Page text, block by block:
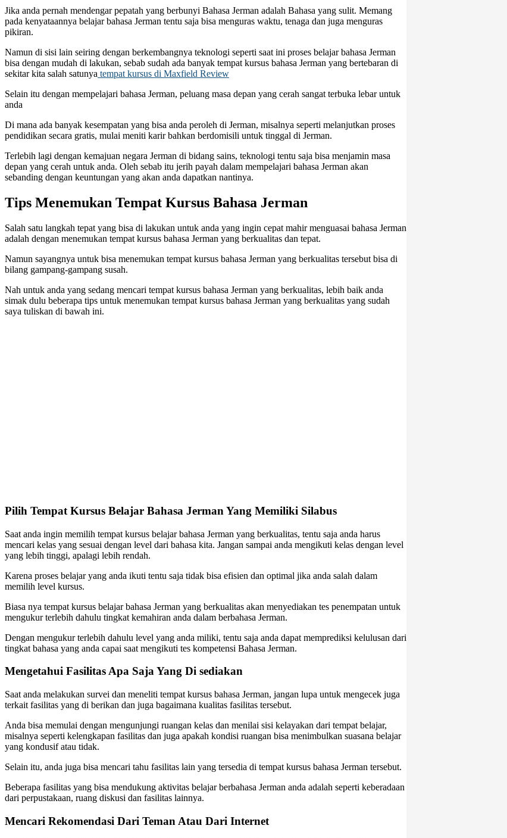
Jika anda pernah mendengar pepatah yang berbunyi Bahasa Jerman adalah Bahasa yang sulit. Memang
pada kenyataannya belajar bahasa Jerman tentu saja bisa menguras waktu, tenaga dan juga menguras
pikiran.
Namun di sisi lain seiring dengan berkembangnya teknologi seperti saat ini proses belajar bahasa Jerman
bisa dengan mudah di lakukan, sebab sudah ada banyak tempat kursus bahasa Jerman yang bertebaran di
sekitar kita salah satunya tempat kursus di Maxfield Review
Selain itu dengan mempelajari bahasa Jerman, peluang masa depan yang cerah sangat terbuka lebar untuk
anda
Di mana ada banyak kesempatan yang bisa anda peroleh di Jerman, misalnya seperti melanjutkan proses
pendidikan secara gratis, mulai meniti karir bahkan berdomisili untuk tinggal di Jerman.
Terlebih lagi dengan kemajuan negara Jerman di bidang sains, teknologi tentu saja bisa menjamin masa
depan yang cerah untuk anda. Oleh sebab itu jerih payah dalam mempelajari bahasa Jerman akan
sebanding dengan keuntungan yang akan anda dapatkan nantinya.
Tips Menemukan Tempat Kursus Bahasa Jerman
Salah satu langkah tepat yang bisa di lakukan untuk anda yang ingin cepat mahir menguasai bahasa Jerman
adalah dengan menemukan tempat kursus bahasa Jerman yang berkualitas dan tepat.
Namun sayangnya untuk bisa menemukan tempat kursus bahasa Jerman yang berkualitas tersebut bisa di
bilang gampang-gampang susah.
Nah untuk anda yang sedang mencari tempat kursus bahasa Jerman yang berkualitas, lebih baik anda
simak dulu beberapa tips untuk menemukan tempat kursus bahasa Jerman yang berkualitas yang sudah
saya tuliskan di bawah ini.
Pilih Tempat Kursus Belajar Bahasa Jerman Yang Memiliki Silabus
Saat anda ingin memilih tempat kursus belajar bahasa Jerman yang berkualitas, tentu saja anda harus
mencari kelas yang sesuai dengan level dari bahasa kita. Jangan sampai anda mengikuti kelas dengan level
yang lebih tinggi, apalagi lebih rendah.
Karena proses belajar yang anda ikuti tentu saja tidak bisa efisien dan optimal jika anda salah dalam
memilih level kursus.
Biasa nya tempat kursus belajar bahasa Jerman yang berkualitas akan menyediakan tes penempatan untuk
mengukur terlebih dahulu tingkat kemahiran anda dalam berbahasa Jerman.
Dengan mengukur terlebih dahulu level yang anda miliki, tentu saja anda dapat memprediksi kelulusan dari
tingkat bahasa yang anda capai saat mengikuti tes kompetensi Bahasa Jerman.
Mengetahui Fasilitas Apa Saja Yang Di sediakan
Saat anda melakukan survei dan meneliti tempat kursus bahasa Jerman, jangan lupa untuk mengecek juga
terkait fasilitas yang di berikan dan juga bagaimana kualitas fasilitas tersebut.
Anda bisa memulai dengan mengunjungi ruangan kelas dan menilai sisi kelayakan dari tempat belajar,
misalnya seperti kelengkapan fasilitas dan juga apakah kondisi ruangan bisa menimbulkan suasana belajar
yang kondusif atau tidak.
Selain itu, anda juga bisa mencari tahu fasilitas lain yang tersedia di tempat kursus bahasa Jerman tersebut.
Beberapa fasilitas yang bisa mendukung aktivitas belajar berbahasa Jerman anda adalah seperti keberadaan
dari perpustakaan, ruang diskusi dan fasilitas lainnya.
Mencari Rekomendasi Dari Teman Atau Dari Internet